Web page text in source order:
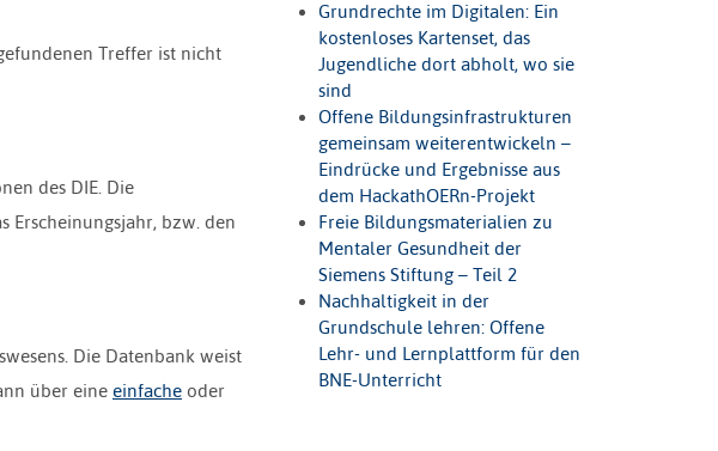
Treffer ist nicht
des DIE. Die
Erscheinungsjahr, bzw. den
Die Datenbank weist
über eine einfache oder
Grundrechte im Digitalen: Ein
kostenloses Kartenset, das
Jugendliche dort abholt, wo sie
sind
Offene Bildungsinfrastrukturen
gemeinsam weiterentwickeln –
Eindrücke und Ergebnisse aus
dem HackathOERn-Projekt
Freie Bildungsmaterialien zu
Mentaler Gesundheit der
Siemens Stiftung – Teil 2
Nachhaltigkeit in der
Grundschule lehren: Offene
Lehr- und Lernplattform für den
BNE-Unterricht